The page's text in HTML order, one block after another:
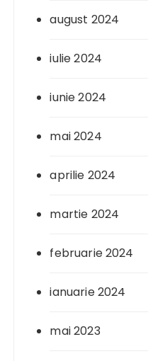
august 2024
iulie 2024
iunie 2024
mai 2024
aprilie 2024
martie 2024
februarie 2024
ianuarie 2024
mai 2023